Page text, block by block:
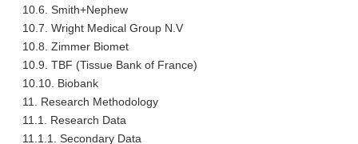
10.6. Smith+Nephew
10.7. Wright Medical Group N.V
10.8. Zimmer Biomet
10.9. TBF (Tissue Bank of France)
10.10. Biobank
11. Research Methodology
11.1. Research Data
11.1.1. Secondary Data